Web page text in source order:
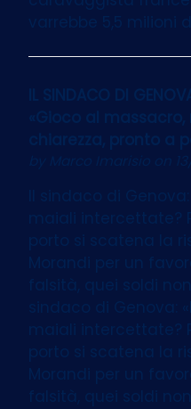
varrebbe 5,5 milioni
IL SINDACO DI
«Gioco al
chiarezza, pronto a
by Marco Imarisioon
Il sindaco di
maiali intercettate?
porto si scatena la
Morandi per un
falsità, quei soldi
sindaco di Genova:
maiali intercettate?
porto si scatena la
Morandi per un
falsità, quei soldi